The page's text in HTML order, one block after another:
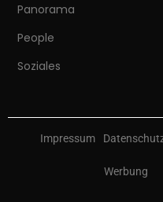
Panorama
People
Soziales
Impressum
Werbung